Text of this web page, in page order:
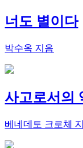
너도 별이다
박수옥 지음
사고로서의
베네데토 크로체